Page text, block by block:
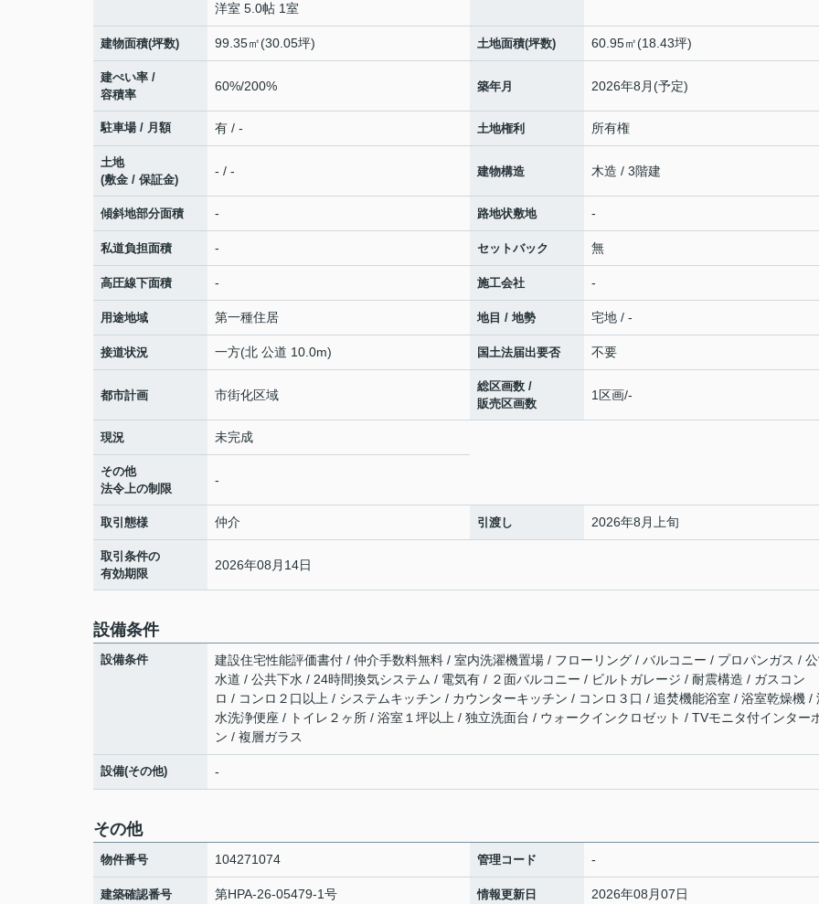
洋室 5.0帖 1室
建物面積(坪数) 99.35㎡(30.05坪) 土地面積(坪数) 60.95㎡(18.43坪)
建ぺい率 /
容積率
60%/200% 築年月 2026年8月(予定)
駐車場 / 月額 有 / - 土地権利 所有権
土地
(敷金 / 保証金)
- / - 建物構造 木造 / 3階建
傾斜地部分面積 - 路地状敷地 -
私道負担面積 - セットバック 無
高圧線下面積 - 施工会社 -
用途地域 第一種住居 地目 / 地勢 宅地 / -
接道状況 一方(北 公道 10.0m) 国土法届出要否 不要
都市計画 市街化区域
総区画数 /
販売区画数
1区画/-
現況 未完成
その他
法令上の制限
-
取引態様 仲介 引渡し 2026年8月上旬
取引条件の
有効期限
2026年08月14日
設備条件
設備条件
建設住宅性能評価書付 / 仲介手数料無料 / 室内洗濯機置場 / フローリング / バルコニー / プロパンガス /
水道 / 公共下水 / 24時間換気システム / 電気有 / ２面バルコニー / ビルトガレージ / 耐震構造 / ガスコン
ロ / コンロ２口以上 / システムキッチン / カウンターキッチン / コンロ３口 / 追焚機能浴室 / 浴室乾燥機 /
水洗浄便座 / トイレ２ヶ所 / 浴室１坪以上 / 独立洗面台 / ウォークインクロゼット / TVモニタ付インター
ン / 複層ガラス
設備(その他) -
その他
物件番号 104271074 管理コード -
建築確認番号 第HPA‐26-05479-1号 情報更新日 2026年08月07日